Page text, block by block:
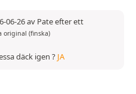
06-26 av Pate efter ett
original (finska)
däck igen ? JA